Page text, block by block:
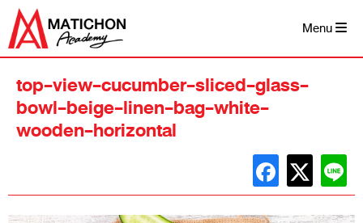
Skip
content
Menu
top-view-cucumber-sliced-glass-
bowl-beige-linen-bag-white-
wooden-horizontal